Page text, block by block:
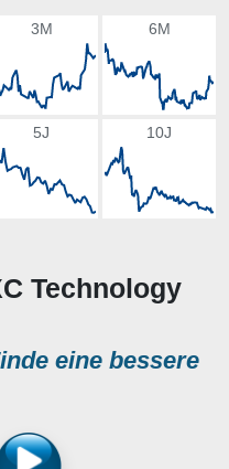
3M 6M
5J 10J
Technology
eine bessere